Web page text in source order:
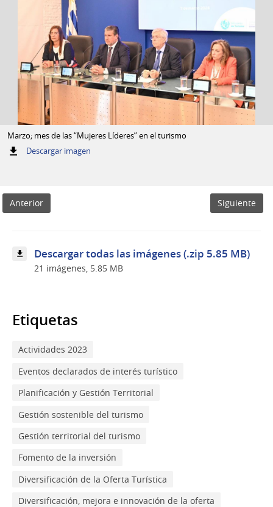
Marzo; mes de las “Mujeres Líderes” en el turismo
Descargar imagen:
turismo
Anterior Siguiente
Descargar todas las imágenes (.zip 5.85 MB)
21 imágenes, 5.85 MB
Etiquetas
Actividades 2023
Eventos declarados de interés turístico
Planificación y Gestión Territorial
Gestión sostenible del turismo
Gestión territorial del turismo
Fomento de la inversión
Diversificación de la Oferta Turística
Diversificación, mejora e innovación de la oferta